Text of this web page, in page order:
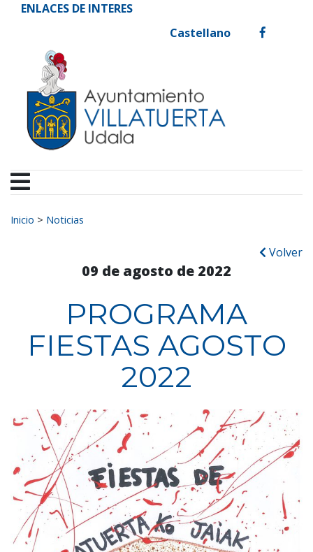
Ir al contenido
Ayuntamiento de
ENLACES DE INTERES
Castellano
facebook
Buscar:
Inicio > Noticias
Volver
09 de agosto de 2022
PROGRAMA
FIESTAS AGOSTO
2022